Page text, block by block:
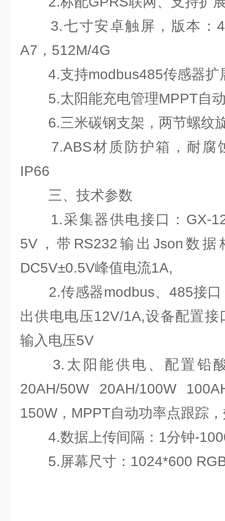
3.七寸安卓触屏，版本：
A7，512M/4G
4.支持modbus485传感器扩
5.太阳能充电管理MPPT自动
6.三米碳钢支架，两节螺纹
7.ABS材质防护箱，耐腐
IP66
三、技术参数
1.采集器供电接口：GX-
5V，带RS232输出Json数
DC5V±0.5V峰值电流1A,
2.传感器modbus、485接口
出供电电压12V/1A,设备配置接
输入电压5V
3.太阳能供电、配置铅酸
20AH/50W 20AH/100W
150W，MPPT自动功率点跟踪
4.数据上传间隔：1分钟-
5.屏幕尺寸：1024*600